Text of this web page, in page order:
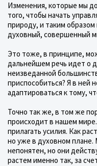
Изменения, которые мы
того, чтобы начать
природу, и таким образом
духовный, совершенный
Это тоже, в принципе,
дальнейшем речь идет о
неизведанной
приспособиться? Я в ней
адаптироваться к тому,
Точно так же, в том же
происходит в нашем
прилагать усилия. Как
но уже в духовном
непонятен, но они
растем именно так, за